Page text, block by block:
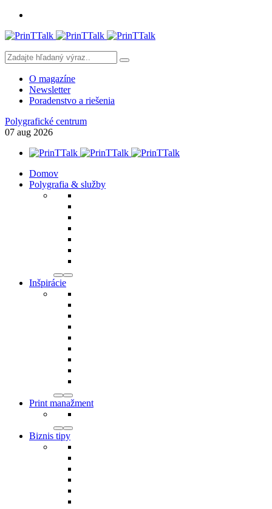
O magazíne
Newsletter
Poradenstvo a riešenia
Polygrafické centrum
07 aug 2026
Domov
Polygrafia & služby
Inšpirácie
Print manažment
Biznis tipy